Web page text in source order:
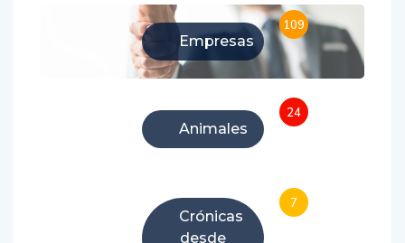
Empresas
109
Animales
24
Crónicas
desde
7